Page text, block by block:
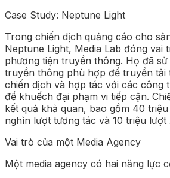
Case Study: Neptune Light
Trong chiến dịch quảng cáo cho
Neptune Light, Media Lab đóng vai
phương tiện truyền thông. Họ đã
truyền thông phù hợp để truyền tải
chiến dịch và hợp tác với các công
để khuếch đại phạm vi tiếp cận.
kết quả khả quan, bao gồm 40
nghìn lượt tương tác và 10 triệu lượt
Vai trò của một Media Agency
Một media agency có hai năng lực